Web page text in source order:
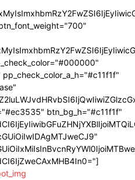
btn_bg_h="#c11f1f"